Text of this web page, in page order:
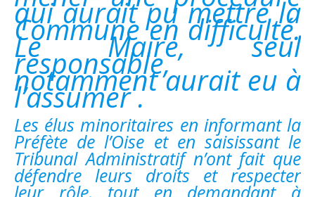
qui aurait pu mettre la
Commune en difficulté.
Le Maire, seul
responsable,
notamment aurait eu à
l’assumer .
Les élus minoritaires en informant la
Préfète de l’Oise et en saisissant le
Tribunal Administratif n’ont fait que
défendre leurs droits et respecter
leur rôle, tout en demandant à